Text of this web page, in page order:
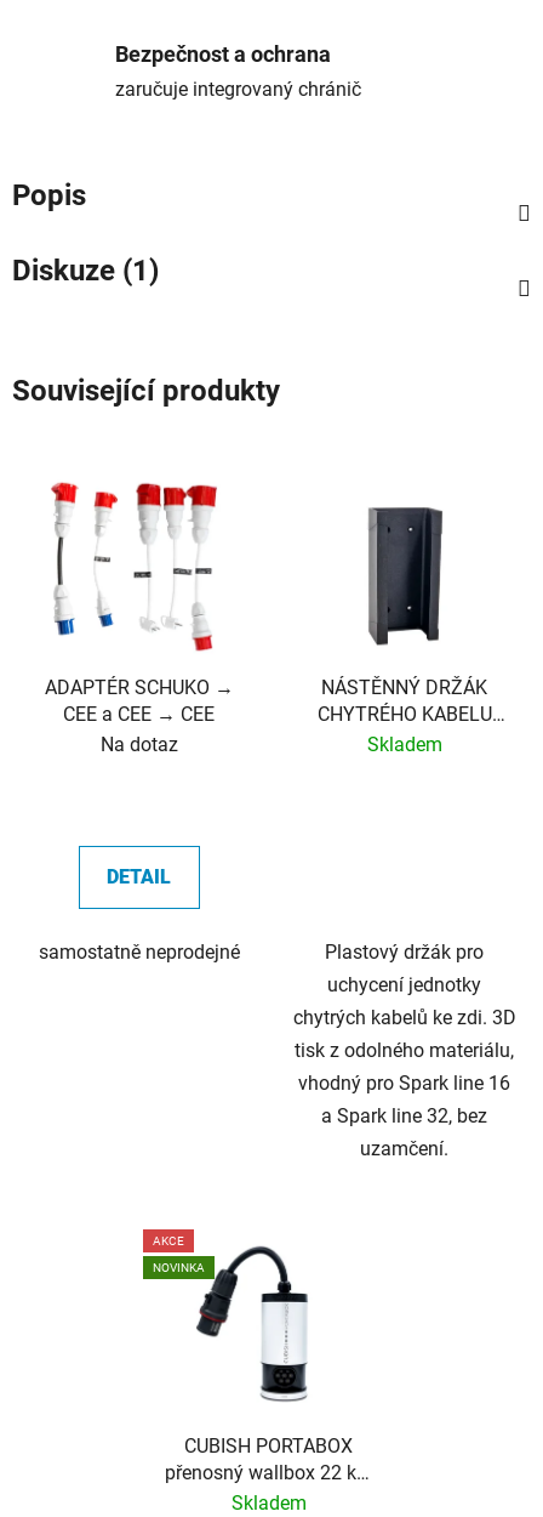
Bezpečnost a ochrana
zaručuje integrovaný chránič
Popis
Diskuze (1)
Související produkty
ADAPTÉR SCHUKO →
CEE a CEE → CEE
Na dotaz
DETAIL
samostatně neprodejné
NÁSTĚNNÝ DRŽÁK
CHYTRÉHO KABELU
SPARK LINE
Skladem
Plastový držák pro
uchycení jednotky
chytrých kabelů ke zdi. 3D
tisk z odolného materiálu,
vhodný pro Spark line 16
a Spark line 32, bez
uzamčení.
AKCE
NOVINKA
CUBISH PORTABOX
přenosný wallbox 22 kW
/ CEE – Typ 2
Skladem